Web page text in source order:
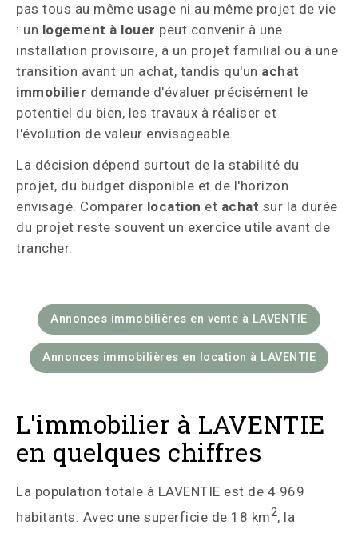
pas tous au même usage ni au même projet de vie
: un logement à louer peut convenir à une
installation provisoire, à un projet familial ou à une
transition avant un achat, tandis qu'un achat
immobilier demande d'évaluer précisément le
potentiel du bien, les travaux à réaliser et
l'évolution de valeur envisageable.
La décision dépend surtout de la stabilité du
projet, du budget disponible et de l'horizon
envisagé. Comparer location et achat sur la durée
du projet reste souvent un exercice utile avant de
trancher.
Annonces immobilières en vente à LAVENTIE
Annonces immobilières en location à LAVENTIE
L'immobilier à LAVENTIE
en quelques chiffres
La population totale à LAVENTIE est de 4 969
habitants. Avec une superficie de 18 km2, la